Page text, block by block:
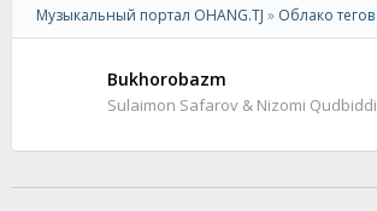
Музыкальный портал OHANG.TJ » Облако тегов
Bukhorobazm
Sulaimon Safarov & Nizomi